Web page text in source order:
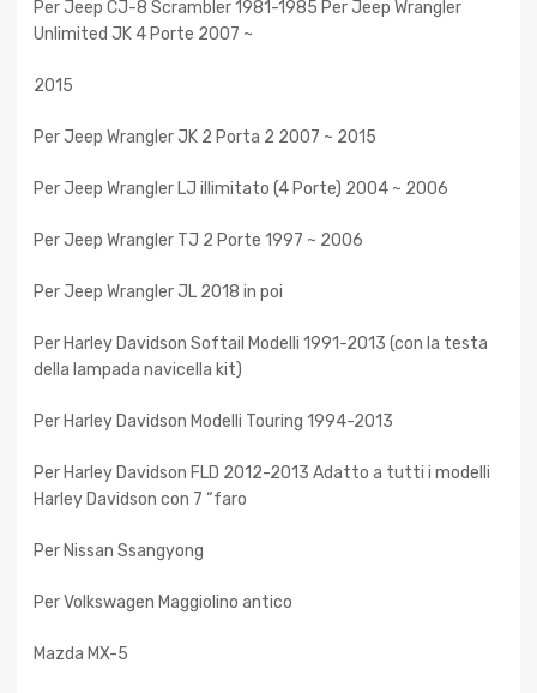
Per Jeep CJ-8 Scrambler 1981-1985 Per Jeep Wrangler
Unlimited JK 4 Porte 2007 ~
2015
Per Jeep Wrangler JK 2 Porta 2 2007 ~ 2015
Per Jeep Wrangler LJ illimitato (4 Porte) 2004 ~ 2006
Per Jeep Wrangler TJ 2 Porte 1997 ~ 2006
Per Jeep Wrangler JL 2018 in poi
Per Harley Davidson Softail Modelli 1991-2013 (con la testa
della lampada navicella kit)
Per Harley Davidson Modelli Touring 1994-2013
Per Harley Davidson FLD 2012-2013 Adatto a tutti i modelli
Harley Davidson con 7 “faro
Per Nissan Ssangyong
Per Volkswagen Maggiolino antico
Mazda MX-5